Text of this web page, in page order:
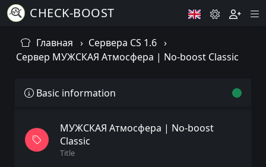
CHECK-BOOST
Главная
Сервера CS 1.6
Сервер МУЖСКАЯ Атмосфера | No-boost Classic
Basic information
МУЖСКАЯ Атмосфера | No-boost
Classic
Title